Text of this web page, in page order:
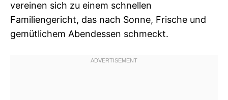
vereinen sich zu einem schnellen
Familiengericht, das nach Sonne, Frische und
gemütlichem Abendessen schmeckt.